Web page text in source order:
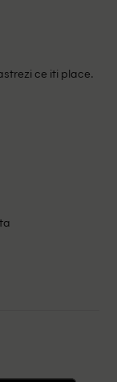
ce iti place.